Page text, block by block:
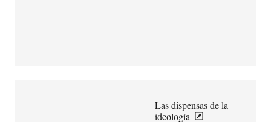
Las dispensas de la
ideología